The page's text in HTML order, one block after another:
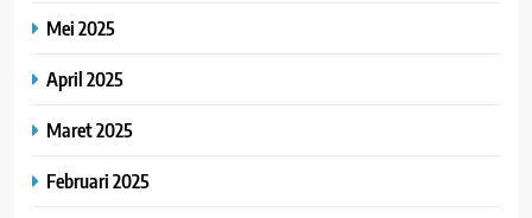
Mei 2025
April 2025
Maret 2025
Februari 2025